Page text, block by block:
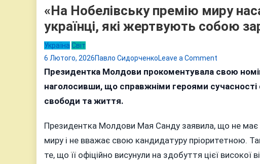
«На Нобелівську премію миру
українці, які жертвують собою
Україна Світ
6 Лютого, 2026Павло СидорченкоLeave a Comment
«На
Нобелівську
українці,
які
Президентка Молдови прокоментувала свою
наголосивши, що справжніми героями сучасності
свободи та життя.
Президентка Молдови Мая Санду заявила, що не має
миру і не вважає свою кандидатуру пріоритетною.
те, що її офіційно висунули на здобуття цієї високої